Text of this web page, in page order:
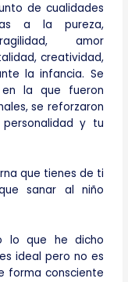
de cualidades
a la pureza,
amor
creatividad,
la infancia. Se
la que fueron
se reforzaron
y tu
que tienes de ti
sanar al niño
lo que he dicho
ideal pero no es
forma consciente